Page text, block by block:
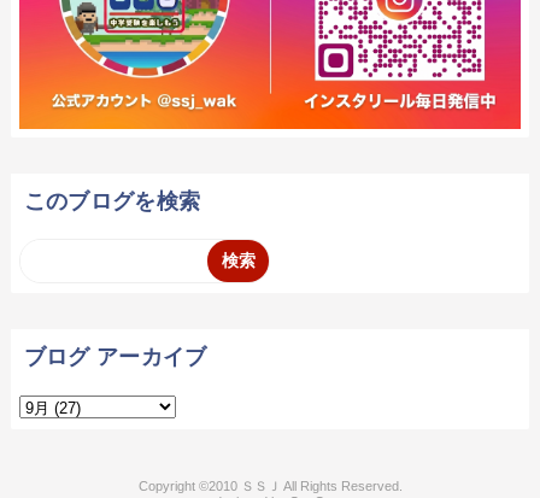
このブログを検索
ブログ アーカイブ
2010 ＳＳＪ